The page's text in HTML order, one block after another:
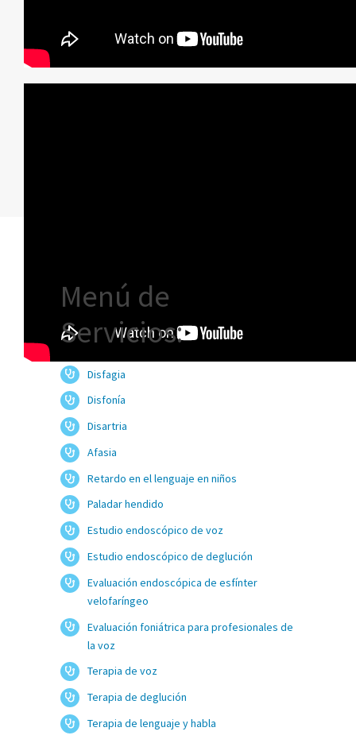
Menú de
Servicios:
Disfagia
Disfonía
Disartria
Afasia
Retardo en el lenguaje en niños
Paladar hendido
Estudio endoscópico de voz
Estudio endoscópico de deglución
Evaluación endoscópica de esfínter
velofaríngeo
Evaluación foniátrica para profesionales de
la voz
Terapia de voz
Terapia de deglución
Terapia de lenguaje y habla